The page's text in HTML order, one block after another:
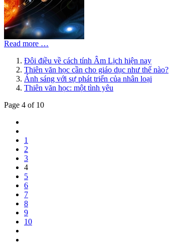
Read more …
Đôi điều về cách tính Âm Lịch hiện nay
Thiên văn học cần cho giáo dục như thế nào?
Ánh sáng với sự phát triển của nhân loại
Thiên văn học: một tình yêu
Page 4 of 10
1
2
3
4
5
6
7
8
9
10